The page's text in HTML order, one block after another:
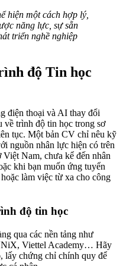
hiện một cách hợp lý,
năng lực, sự sẵn
triển nghề nghiệp
độ Tin học
điện thoại và AI thay đổi
về trình độ tin học trong sơ
tục. Một bản CV chỉ nêu kỹ
nguồn nhân lực hiện có trên
Nam, chưa kể đến nhân
khi bạn muốn ứng tuyển
làm việc từ xa cho công
độ tin học
qua các nền tảng như
Viettel Academy… Hãy
lấy chứng chỉ chính quy để